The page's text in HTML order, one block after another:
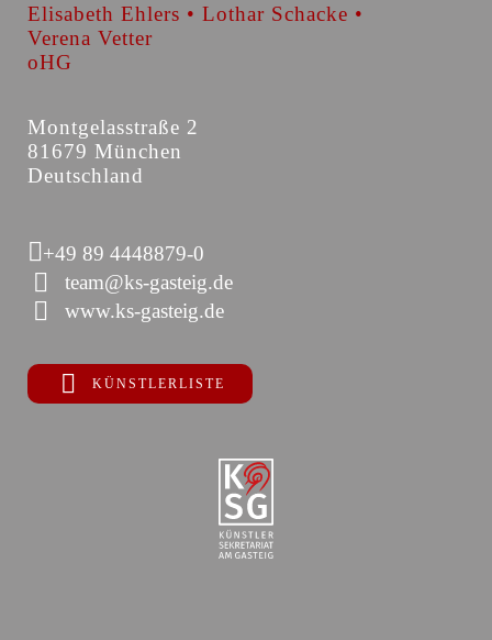
Elisabeth Ehlers • Lothar Schacke •
Verena Vetter
oHG
Montgelasstraße 2
81679 München
Deutschland
+49 89 4448879-0
team@ks-gasteig.de
www.ks-gasteig.de
KÜNSTLERLISTE